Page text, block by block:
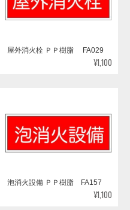
屋外消火栓 ＰＰ樹脂 FA029
¥1,100
泡消火設備 ＰＰ樹脂 FA157
¥1,100